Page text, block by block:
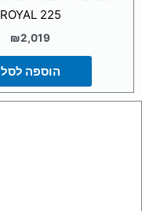
ROYAL 225
₪2,019
הוספה לסל